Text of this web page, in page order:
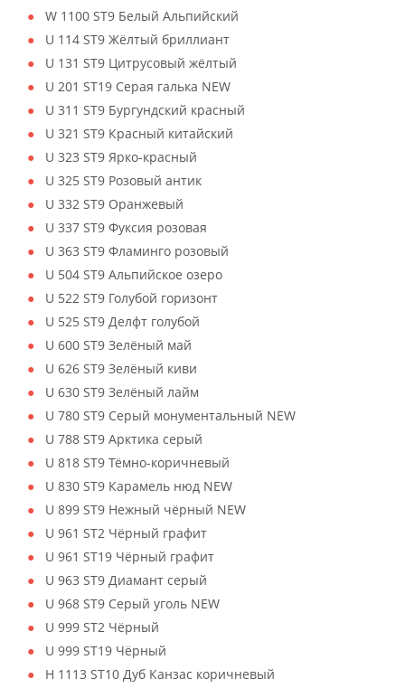
W 1100 ST9 Белый Альпийский
U 114 ST9 Жёлтый бриллиант
U 131 ST9 Цитрусовый жёлтый
U 201 ST19 Серая галька NEW
U 311 ST9 Бургундский красный
U 321 ST9 Красный китайский
U 323 ST9 Ярко-красный
U 325 ST9 Розовый антик
U 332 ST9 Оранжевый
U 337 ST9 Фуксия розовая
U 363 ST9 Фламинго розовый
U 504 ST9 Альпийское озеро
U 522 ST9 Голубой горизонт
U 525 ST9 Делфт голубой
U 600 ST9 Зелёный май
U 626 ST9 Зелёный киви
U 630 ST9 Зелёный лайм
U 780 ST9 Серый монументальный NEW
U 788 ST9 Арктика серый
U 818 ST9 Тёмно-коричневый
U 830 ST9 Карамель нюд NEW
U 899 ST9 Нежный чёрный NEW
U 961 ST2 Чёрный графит
U 961 ST19 Чёрный графит
U 963 ST9 Диамант серый
U 968 ST9 Серый уголь NEW
U 999 ST2 Чёрный
U 999 ST19 Чёрный
H 1113 ST10 Дуб Канзас коричневый